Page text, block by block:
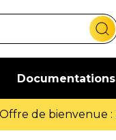
Documentations
: 20€ offerts !